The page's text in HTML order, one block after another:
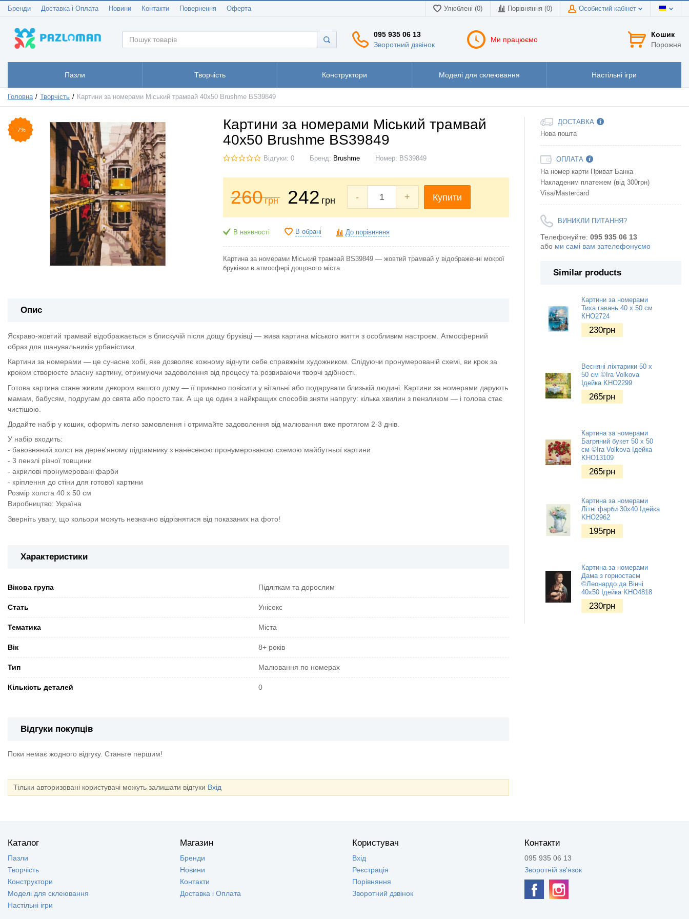
Бренди Доставка і Оплата Новини Контакти Повернення Оферта Улюблені (0) Порівняння (0) Особистий кабінет
095 935 06 13
Зворотний дзвінок
Ми працюємо
Кошик
Порожня
Пазли Творчість Конструктори Моделі для склеювання Настільні ігри
Головна Творчість Картини за номерами Міський трамвай 40x50 Brushme BS39849
-7%
Картини за номерами Міський трамвай
40x50 Brushme BS39849
Відгуки: 0 Бренд: Brushme Номер: BS39849
260грн 242 грн - + Купити
В наявності В обрані До порівняння
Картина за номерами Міський трамвай BS39849 — жовтий трамвай у відображенні мокрої
бруківки в атмосфері дощового міста.
Опис
Яскраво-жовтий трамвай відображається в блискучій після дощу бруківці — жива картина міського життя з особливим настроєм. Атмосферний
образ для шанувальників урбаністики.
Картини за номерами — це сучасне хобі, яке дозволяє кожному відчути себе справжнім художником. Слідуючи пронумерованій схемі, ви крок за
кроком створюєте власну картину, отримуючи задоволення від процесу та розвиваючи творчі здібності.
Готова картина стане живим декором вашого дому — її приємно повісити у вітальні або подарувати близькій людині. Картини за номерами дарують
мамам, бабусям, подругам до свята або просто так. А ще це один з найкращих способів зняти напругу: кілька хвилин з пензликом — і голова стає
чистішою.
Додайте набір у кошик, оформіть легко замовлення і отримайте задоволення від малювання вже протягом 2-3 днів.
У набір входить:
- бавовняний холст на дерев'яному підрамнику з нанесеною пронумерованою схемою майбутньої картини
- 3 пензлі різної товщини
- акрилові пронумеровані фарби
- кріплення до стіни для готової картини
Розмір холста 40 х 50 см
Виробництво: Україна
Зверніть увагу, що кольори можуть незначно відрізнятися від показаних на фото!
Характеристики
Вікова група Підліткам та дорослим
Стать Унісекс
Тематика Міста
Вік 8+ років
Тип Малювання по номерах
Кількість деталей 0
Відгуки покупців
Поки немає жодного відгуку. Станьте першим!
Тільки авторизовані користувачі можуть залишати відгуки Вхід
ДОСТАВКА
Нова пошта
ОПЛАТА
На номер карти Приват Банка
Накладеним платежем (від 300грн)
Visa/Mastercard
ВИНИКЛИ ПИТАННЯ?
Телефонуйте: 095 935 06 13
або ми самі вам зателефонуємо
Similar products
Картини за номерами
Тиха гавань 40 х 50 см
КНО2724
230грн
Весняні ліхтарики 50 х
50 см ©Ira Volkova
Ідейка KHO2299
265грн
Картина за номерами
Багряний букет 50 х 50
см ©Ira Volkova Ідейка
KHO13109
265грн
Картина за номерами
Літні фарби 30х40 Ідейка
KHO2962
195грн
Картина за номерами
Дама з горностаєм
©Леонардо да Вінчі
40х50 Ідейка KHO4818
230грн
Каталог
Пазли
Творчість
Конструктори
Моделі для склеювання
Настільні ігри
Магазин
Бренди
Новини
Контакти
Доставка і Оплата
Користувач
Вхід
Реєстрація
Порівняння
Зворотний дзвінок
Контакти
095 935 06 13
Зворотній зв'язок